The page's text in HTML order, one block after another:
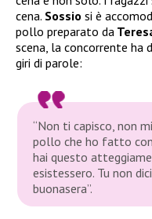
cena. Sossio si è
pollo preparato da
scena, la concorrente ha
giri di parole:
“Non ti capisco, non
pollo che ho fatto
hai questo
esistessero. Tu non
buonasera”.